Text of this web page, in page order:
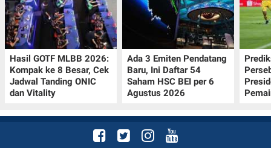
Hasil GOTF MLBB 2026:
Kompak ke 8 Besar, Cek
Jadwal Tanding ONIC
dan Vitality
Ada 3 Emiten Pendatang
Baru, Ini Daftar 54
Saham HSC BEI per 6
Agustus 2026